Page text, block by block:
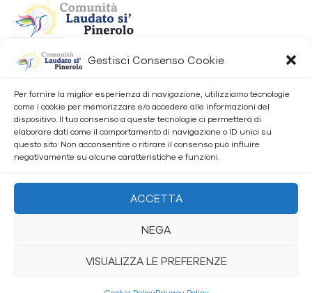
Gestisci Consenso Cookie
Per fornire la miglior esperienza di navigazione, utilizziamo tecnologie
come i cookie per memorizzare e/o accedere alle informazioni del
dispositivo. Il tuo consenso a queste tecnologie ci permetterà di
elaborare dati come il comportamento di navigazione o ID unici su
questo sito. Non acconsentire o ritirare il consenso può influire
negativamente su alcune caratteristiche e funzioni.
ACCETTA
NEGA
VISUALIZZA LE PREFERENZE
Associazione Comunità Laudato Sì APS-ETS
C.F. 94580310012